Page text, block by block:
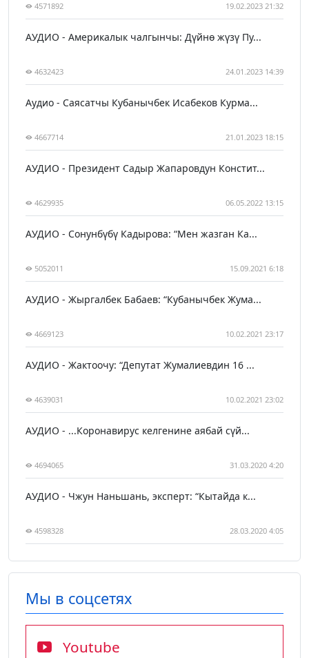
4571892 19.02.2023 21:32
АУДИО - Америкалык чалгынчы: Дүйнө жүзү Пу...
4632423 24.01.2023 14:39
Аудио - Саясатчы Кубанычбек Исабеков Курма...
4667714 21.01.2023 18:15
АУДИО - Президент Садыр Жапаровдун Констит...
4629935 06.05.2022 13:15
АУДИО - Сонунбүбү Кадырова: “Мен жазган Ка...
5052011 15.09.2021 6:18
АУДИО - Жыргалбек Бабаев: “Кубанычбек Жума...
4669123 10.02.2021 23:17
АУДИО - Жактоочу: “Депутат Жумалиевдин 16 ...
4639031 10.02.2021 23:02
АУДИО - ...Коронавирус келгенине аябай сүй...
4694065 31.03.2020 4:20
АУДИО - Чжун Наньшань, эксперт: “Кытайда к...
4598328 28.03.2020 4:05
Мы в соцсетях
Youtube